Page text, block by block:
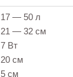
17 — 50 л
21 — 32 см
7 Вт
20 см
5 см